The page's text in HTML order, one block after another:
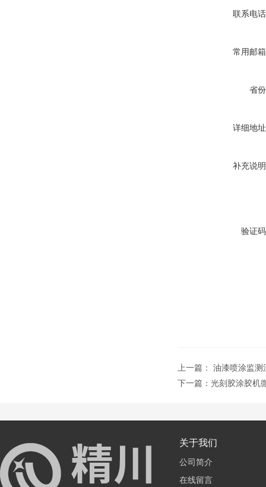
联系电
常用邮
省
详细地
补充说
验证
上一篇： 油漆喷涂监测
下一篇： 光刻胶涂胶机
关于我们
公司简介
在线留言